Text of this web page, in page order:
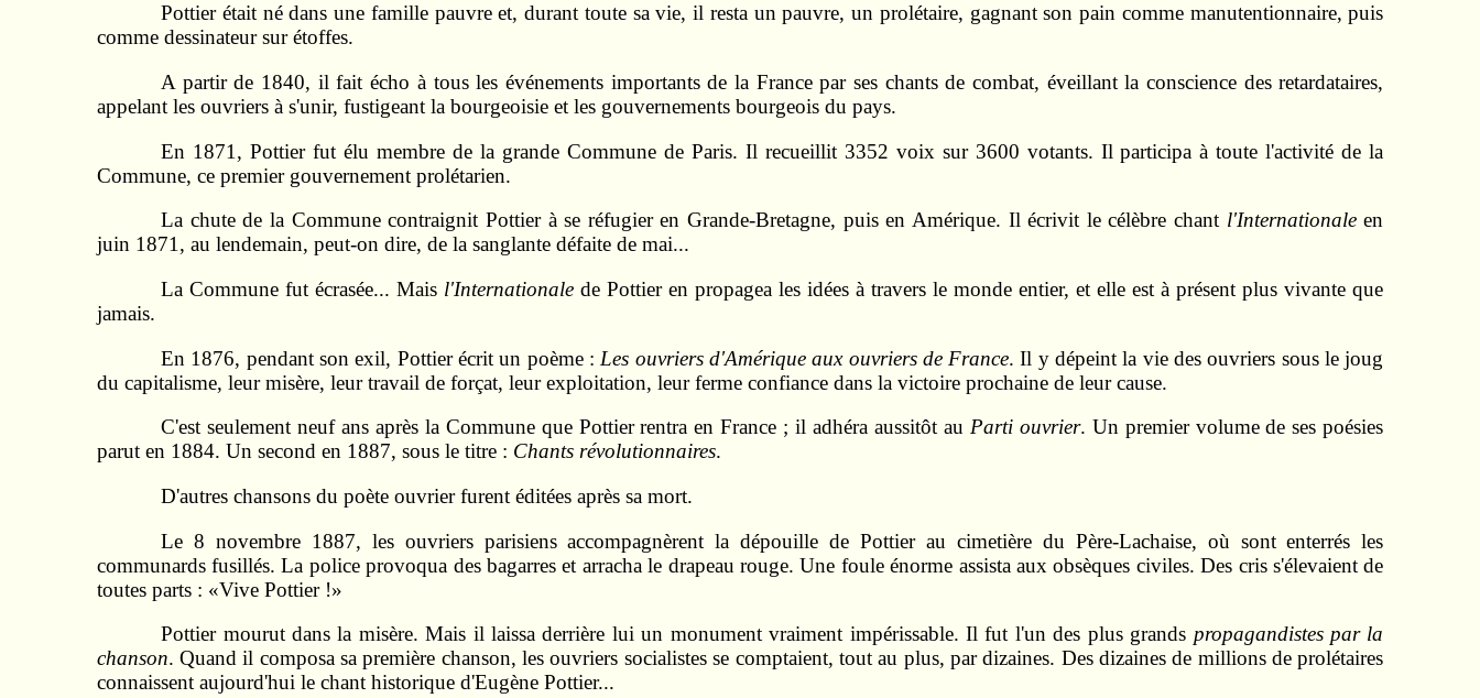
Pottier était né dans une famille pauvre et, durant toute sa vie, il resta un pauvre, un prolétaire, gagnant son pain comme manutentionnaire, puis
comme dessinateur sur étoffes.
A partir de 1840, il fait écho à tous les événements importants de la France par ses chants de combat, éveillant la conscience des retardataires,
appelant les ouvriers à s'unir, fustigeant la bourgeoisie et les gouvernements bourgeois du pays.
En 1871, Pottier fut élu membre de la grande Commune de Paris. Il recueillit 3352 voix sur 3600 votants. Il participa à toute l'activité de la
Commune, ce premier gouvernement prolétarien.
La chute de la Commune contraignit Pottier à se réfugier en Grande-Bretagne, puis en Amérique. Il écrivit le célèbre chant l'Internationaleen
juin 1871, au lendemain, peut-on dire, de la sanglante défaite de mai...
La Commune fut écrasée... Mais l'Internationale de Pottier en propagea les idées à travers le monde entier, et elle est à présent plus vivante que
jamais.
En 1876, pendant son exil, Pottier écrit un poème : Les ouvriers d'Amérique aux ouvriers de France. Il y dépeint la vie des ouvriers sous le joug
du capitalisme, leur misère, leur travail de forçat, leur exploitation, leur ferme confiance dans la victoire prochaine de leur cause.
C'est seulement neuf ans après la Commune que Pottier rentra en France ; il adhéra aussitôt au Parti ouvrier. Un premier volume de ses poésies
parut en 1884. Un second en 1887, sous le titre : Chants révolutionnaires.
D'autres chansons du poète ouvrier furent éditées après sa mort.
Le 8 novembre 1887, les ouvriers parisiens accompagnèrent la dépouille de Pottier au cimetière du Père-Lachaise, où sont enterrés les
communards fusillés. La police provoqua des bagarres et arracha le drapeau rouge. Une foule énorme assista aux obsèques civiles. Des cris s'élevaient de
toutes parts : «Vive Pottier !»
Pottier mourut dans la misère. Mais il laissa derrière lui un monument vraiment impérissable. Il fut l'un des plus grands propagandistes par la
chanson. Quand il composa sa première chanson, les ouvriers socialistes se comptaient, tout au plus, par dizaines. Des dizaines de millions de prolétaires
connaissent aujourd'hui le chant historique d'Eugène Pottier...